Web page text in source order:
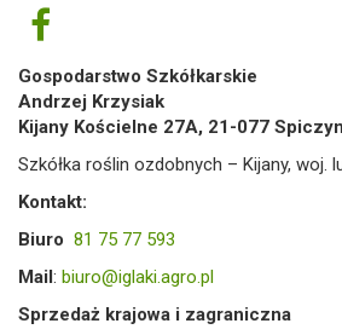
Gospodarstwo Szkółkarskie
Andrzej Krzysiak
Kijany Kościelne 27A, 21-077 Spiczyn
Szkółka roślin ozdobnych – Kijany, woj.
Kontakt:
Biuro 81 75 77 593
Mail : biuro@iglaki.agro.pl
Sprzedaż krajowa i zagraniczna